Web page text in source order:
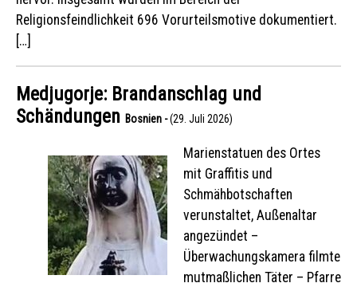
Religionsfeindlichkeit 696 Vorurteilsmotive dokumentiert.
[…]
Medjugorje: Brandanschlag und
Schändungen Bosnien -(29. Juli 2026)
Marienstatuen des Ortes
mit Graffitis und
Schmähbotschaften
verunstaltet, Außenaltar
angezündet –
Überwachungskamera filmte
mutmaßlichen Täter – Pfarre